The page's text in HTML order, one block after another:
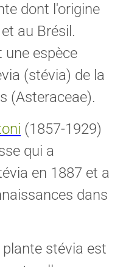
dont l'origine
au Brésil.
une espèce
(stévia) de la
(Asteraceae).
(1857-1929)
qui a
en 1887 et a
dans
plante stévia est